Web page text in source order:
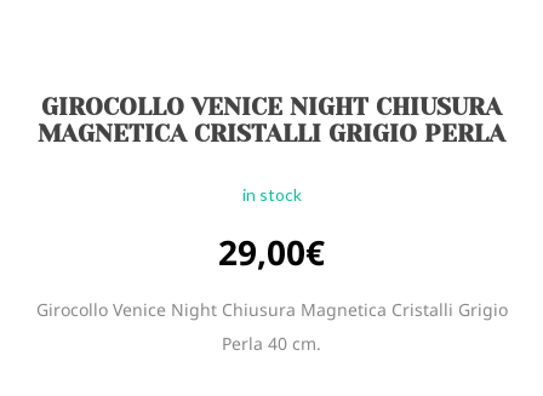
GIROCOLLO VENICE NIGHT CHIUSURA
MAGNETICA CRISTALLI GRIGIO PERLA
in stock
29,00€
Girocollo Venice Night Chiusura Magnetica Cristalli Grigio
Perla 40 cm.